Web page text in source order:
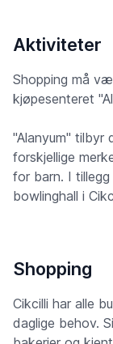
Aktiviteter
Shopping må
kjøpesenteret
"Alanyum" tilbyr
forskjellige
for barn. I
bowlinghall i
Shopping
Cikcilli har alle
daglige behov.